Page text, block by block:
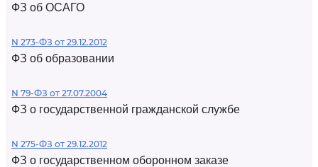
ФЗ об ОСАГО
N 273-ФЗ от 29.12.2012
ФЗ об образовании
N 79-ФЗ от 27.07.2004
ФЗ о государственной гражданской службе
N 275-ФЗ от 29.12.2012
ФЗ о государственном оборонном заказе